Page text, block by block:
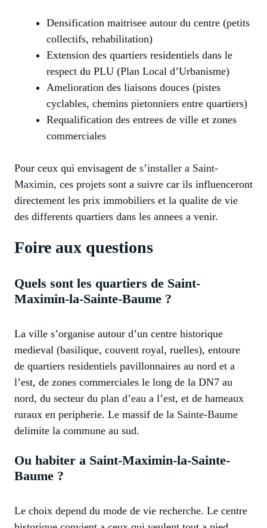
Densification maitrisee autour du centre (petits
collectifs, rehabilitation)
Extension des quartiers residentiels dans le
respect du PLU (Plan Local d’Urbanisme)
Amelioration des liaisons douces (pistes
cyclables, chemins pietonniers entre quartiers)
Requalification des entrees de ville et zones
commerciales
Pour ceux qui envisagent de s’installer a Saint-
Maximin, ces projets sont a suivre car ils influenceront
directement les prix immobiliers et la qualite de vie
des differents quartiers dans les annees a venir.
Foire aux questions
Quels sont les quartiers de Saint-
Maximin-la-Sainte-Baume ?
La ville s’organise autour d’un centre historique
medieval (basilique, couvent royal, ruelles), entoure
de quartiers residentiels pavillonnaires au nord et a
l’est, de zones commerciales le long de la DN7 au
nord, du secteur du plan d’eau a l’est, et de hameaux
ruraux en peripherie. Le massif de la Sainte-Baume
delimite la commune au sud.
Ou habiter a Saint-Maximin-la-Sainte-
Baume ?
Le choix depend du mode de vie recherche. Le centre